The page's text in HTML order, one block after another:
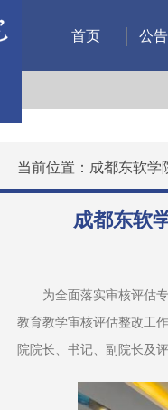
首页 公
当前位置： 成都东软学
成都东软
为全面落实审核评估
教育教学审核评估整改工
院院长、书记、副院长及